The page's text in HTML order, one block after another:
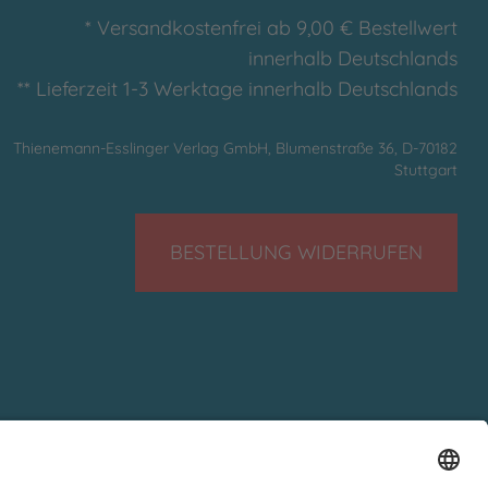
* Versandkostenfrei ab 9,00 € Bestellwert
innerhalb Deutschlands
** Lieferzeit 1-3 Werktage innerhalb Deutschlands
Thienemann-Esslinger Verlag GmbH, Blumenstraße 36, D-70182
Stuttgart
BESTELLUNG WIDERRUFEN